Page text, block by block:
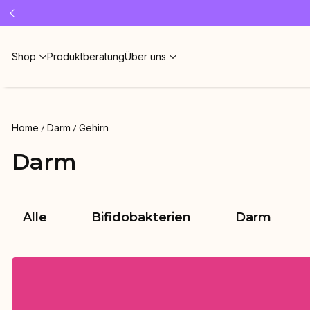
Shop ProduktberatungÜber uns
Home Darm Gehirn
Darm
Alle Bifidobakterien Darm